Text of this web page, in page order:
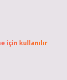
için kullanılır